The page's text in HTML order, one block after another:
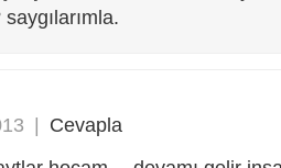
| Cevapla